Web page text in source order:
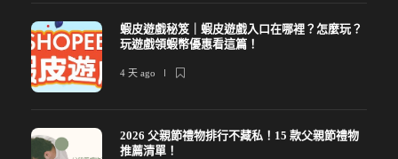
蝦皮遊戲秘笈｜蝦皮遊戲入口在哪裡？怎麼玩？
玩遊戲領蝦幣優惠看這篇！
4 天 ago
2026 父親節禮物排行不藏私！15 款父親節禮物
推薦清單！